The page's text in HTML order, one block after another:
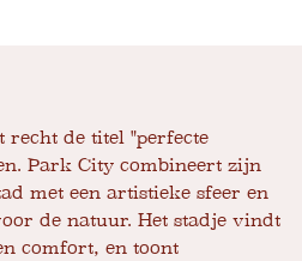
recht de titel "perfecte
Park City combineert zijn
met een artistieke sfeer en
de natuur. Het stadje vindt
comfort, en toont